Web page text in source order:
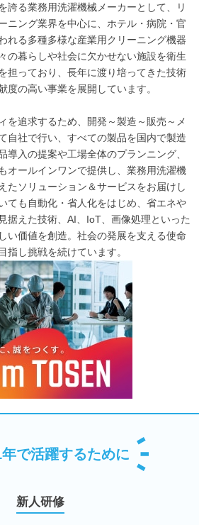
誇る業務用洗濯機械メーカーとして、リ
ニング業界を中心に、ホテル・病院・官
れる多種多様な産業用クリーニング機器
の暮らしや社会に欠かせない施設を衛生
担っており、長年に渡り培ってきた技術
度の高い事業を展開しています。
を追求するため、開発～製造～販売～メ
自社で行い、すべての製品を国内で製造
導入の提案や工場全体のプランニング、
オールインワンで提供し、業務用洗濯機
たソリューション＆サービスをお届けし
ても自動化・省人化をはじめ、省エネや
据えた技術、AI、IoT、画像処理といった
い価値を創造。社会の発展を支える使命
指し挑戦を続けています。
で活躍するために
新人研修